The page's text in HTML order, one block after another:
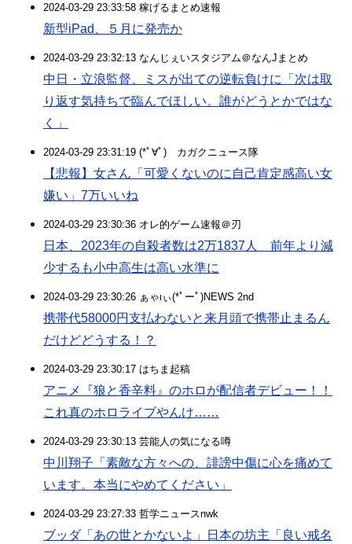
2024-03-29 23:33:58 稼げるまとめ速報
新型iPad、５月に発売か
2024-03-29 23:32:13 なんじぇいスタジアム＠なんJまとめ
中日・立浪監督、ミスが出ての逆転負けに「次は取
り返す気持ちで臨んでほしい。誰がどうとかではな
く」
2024-03-29 23:31:19 (*ﾟ∀ﾟ)ゞカガクニュース隊
【悲報】女さん「可愛くないのに自己肯定感高い女
嫌い」7万いいね
2024-03-29 23:30:36 オレ的ゲーム速報＠刃
日本、2023年の自殺者数は2万1837人 前年より減
少するも小中高生は高い水準に
2024-03-29 23:30:26 ぁゃιぃ(*ﾟーﾟ)NEWS 2nd
携帯代58000円支払わないと来月頭で携帯止まるん
だけどどうする！？
2024-03-29 23:30:17 はちま起稿
アニメ『狼と香辛料』のホロが配信者デビュー！！
これ真のホロライブやんけ……
2024-03-29 23:30:13 芸能人の気になる噂
中川翔子「素敵な方々への、誹謗中傷に心を痛めて
います。本当にやめてください」
2024-03-29 23:27:33 哲学ニュースnwk
ブッダ「あの世とかないよ」日本の坊主「良い戒名